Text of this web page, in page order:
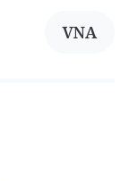
VNA